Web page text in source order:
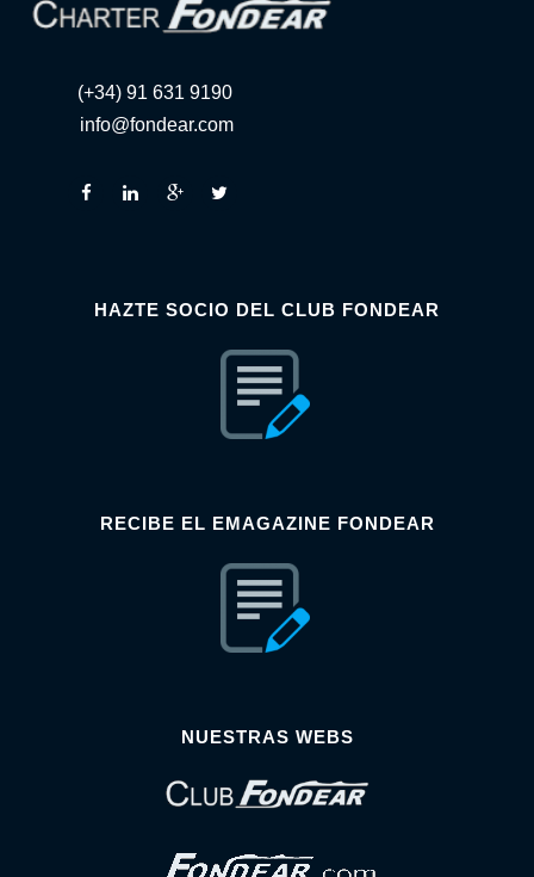
(+34) 91 631 9190
info@fondear.com
HAZTE SOCIO DEL CLUB FONDEAR
RECIBE EL EMAGAZINE FONDEAR
NUESTRAS WEBS